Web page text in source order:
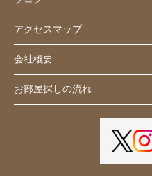
アクセスマップ
会社概要
お部屋探しの流れ